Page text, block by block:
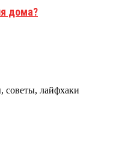
дома?
советы, лайфхаки